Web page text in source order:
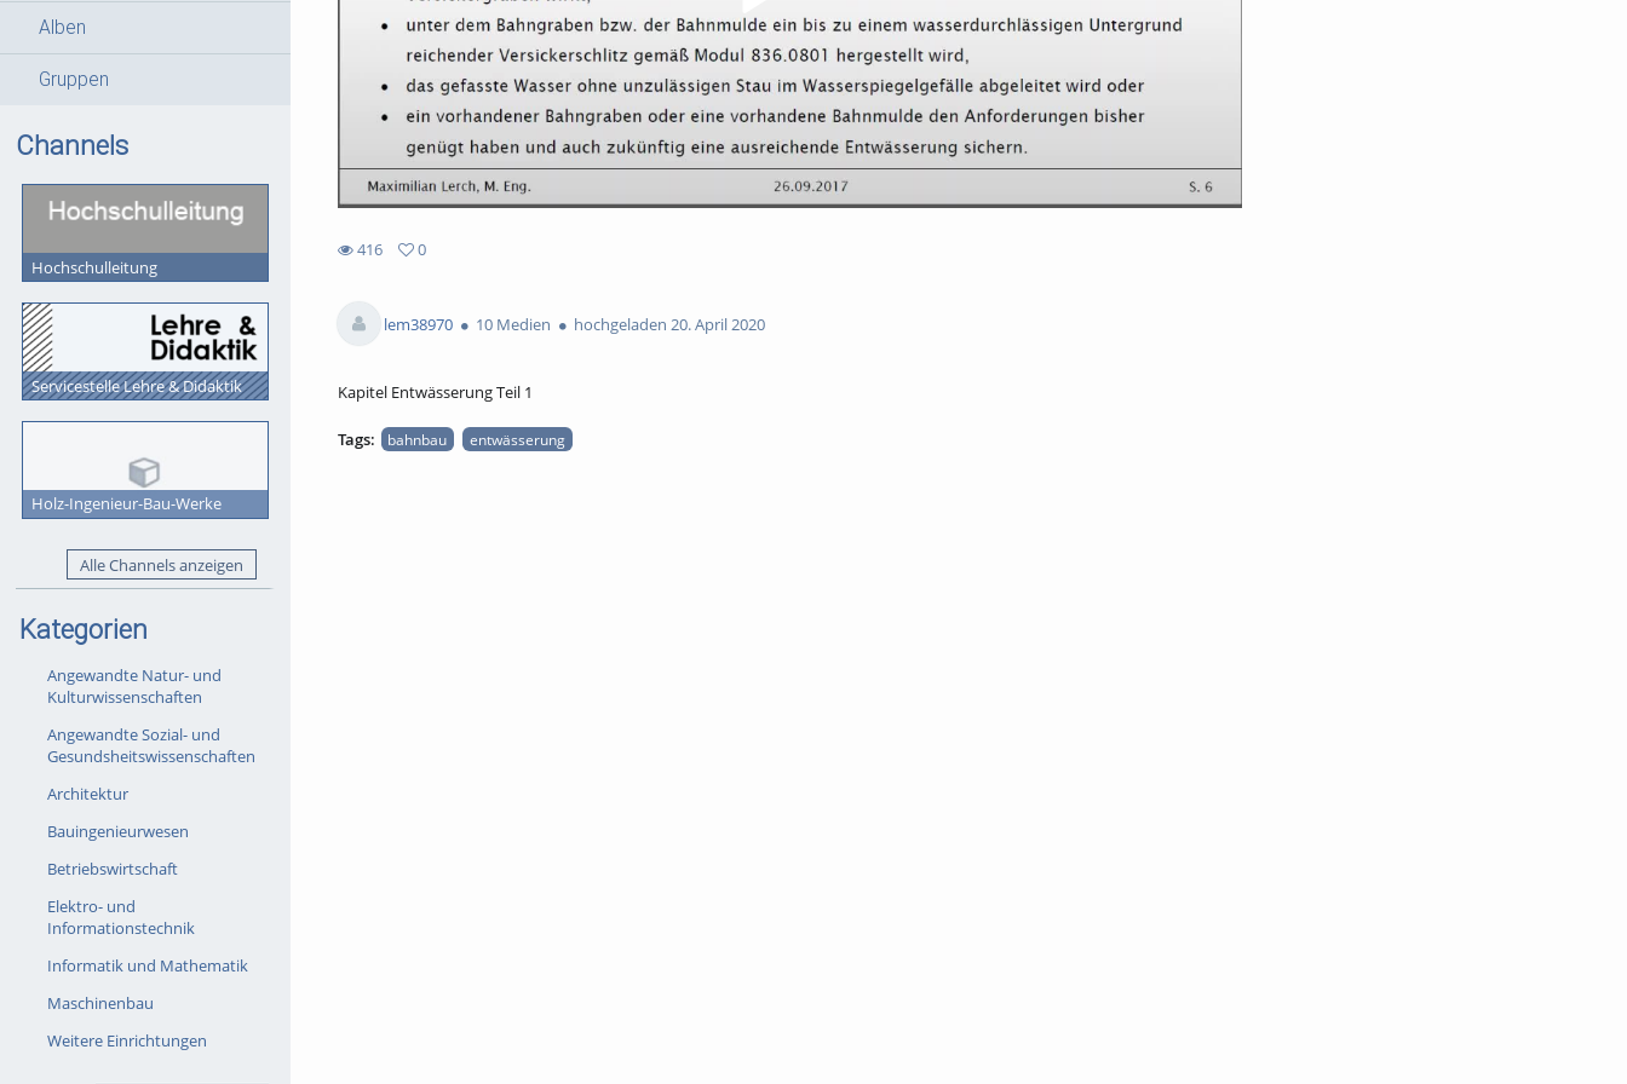
Alben
Gruppen
Channels
Hochschulleitung
Servicestelle Lehre & Didaktik
Holz-Ingenieur-Bau-Werke
Alle Channels anzeigen
Kategorien
Angewandte Natur- und
Kulturwissenschaften
Angewandte Sozial- und
Gesundsheitswissenschaften
Architektur
Bauingenieurwesen
Betriebswirtschaft
Elektro- und
Informationstechnik
Informatik und Mathematik
Maschinenbau
Weitere Einrichtungen
416
views
0
lem38970
10 Medien hochgeladen 20. April 2020
Kapitel Entwässerung Teil 1
Tags: bahnbau entwässerung